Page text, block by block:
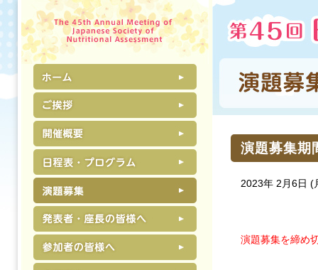
演題募集期
2023年 2月6日 (
演題募集を締め